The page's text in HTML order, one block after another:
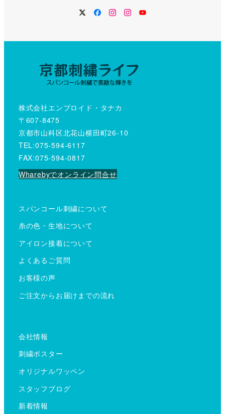
TwitterFacebook
Instagram
Instagram
YouTube
株式会社エンブロイド・タナカ
〒607-8475
京都市山科区北花山横田町26-10
TEL:075-594-6117
FAX:075-594-0817
Wharebyでオンライン問合せ
スパンコール刺繍について
糸の色・生地について
アイロン接着について
よくあるご質問
お客様の声
ご注文からお届けまでの流れ
会社情報
刺繍ポスター
オリジナルワッペン
スタッフブログ
新着情報